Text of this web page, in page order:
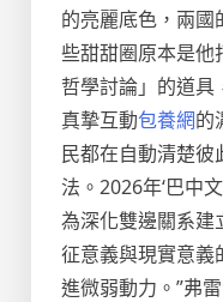
的亮麗底色，兩國
些甜甜圈原本是他
哲學討論」的道具
真摯互動包養網的
民都在自動清楚彼
法。2026年‘巴中
為深化雙邊關系建
征意義與現實意義
進微弱動力。”弗